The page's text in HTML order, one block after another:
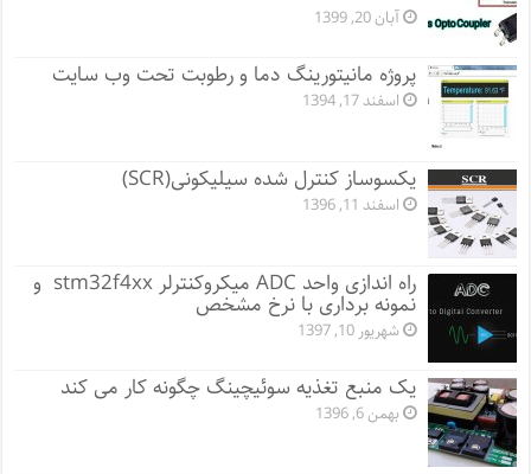
آبان 20, 1399
پروژه مانيتورينگ دما و رطوبت تحت وب سایت
اسفند 17, 1394
یکسوساز کنترل شده سیلیکونی(SCR)
اسفند 11, 1396
راه اندازی واحد ADC میکروکنترلر stm32f4xx و
نمونه برداری با نرخ مشخص
شهریور 10, 1397
یک منبع تغذیه سوئیچینگ چگونه کار می کند
بهمن 6, 1396